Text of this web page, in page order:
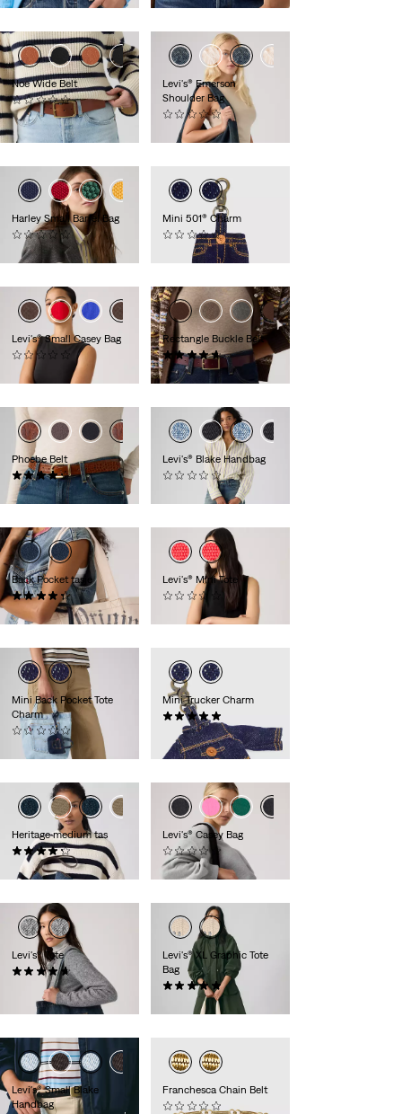
Noe Wide Belt
(0)
€ 49,95
Levi's® Emerson
Shoulder Bag
(0)
€ 64,95
Harley Small Barrel Bag
(0)
€ 39,95
Mini 501® Charm
(0)
€ 16,95
Levi's® Small Casey Bag
(0)
€ 39,95
Rectangle Buckle Belt
(14)
€ 39,95
Phoebe Belt
(40)
€ 49,95
Levi's® Blake Handbag
(0)
Back Pocket tasje
(15)
€ 10,00
Levi's® Mini Tote
(0)
€ 29,95
Mini Back Pocket Tote
Charm
€ 16,95
Mini Trucker Charm
€ 16,95
Heritage medium tas
(10)
€ 54,95
Levi's® Casey Bag
(0)
€ 49,95
Levi's® Tote
(3)
€ 44,95
Levi's® XL Graphic Tote
Bag
(4)
€ 54,95
Levi's® Small Blake
Handbag
Franchesca Chain Belt